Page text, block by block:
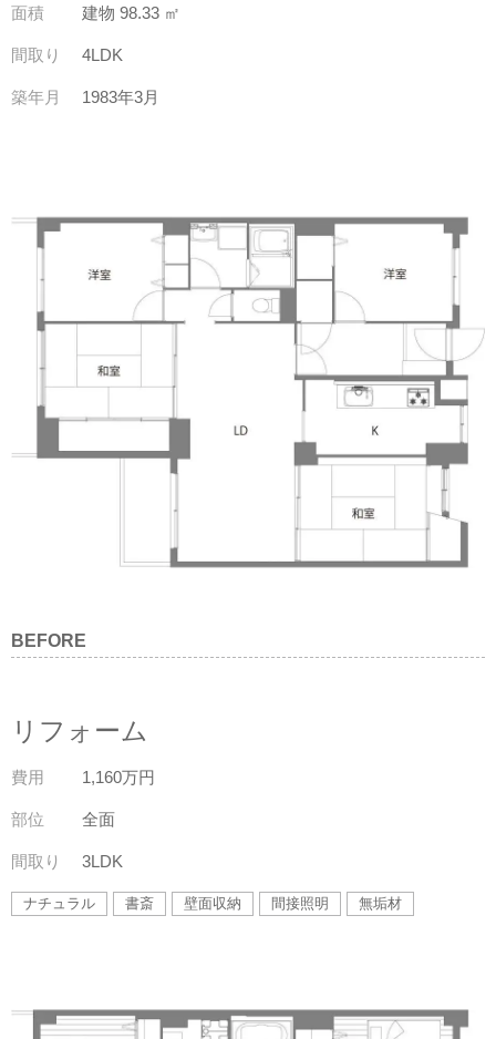
面積 建物 98.33 ㎡
間取り 4LDK
築年月 1983年3月
BEFORE
リフォーム
費用 1,160万円
部位 全面
間取り 3LDK
ナチュラル 書斎 壁面収納 間接照明 無垢材